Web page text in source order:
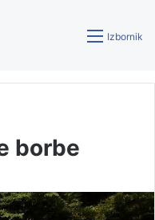
Izbornik
borbe